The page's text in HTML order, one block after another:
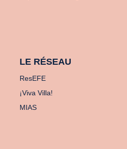
LE RÉSEAU
ResEFE
¡Viva Villa!
MIAS